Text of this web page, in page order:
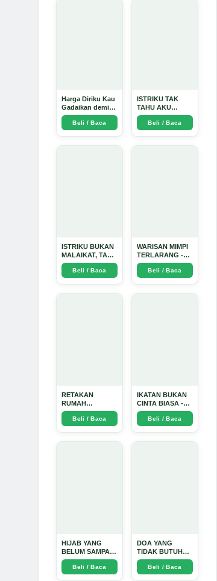
Harga Diriku Kau
Gadaikan demi
Perempuan Itu -
Arda Dinata
Beli / Baca
ISTRIKU TAK
TAHU AKU
PENGUSAHA
EMAS - Arda
Dinata
Beli / Baca
ISTRIKU BUKAN
MALAIKAT, TAPI
AKU JUGA
TIDAK SUCI -
Beli / Baca
WARISAN MIMPI
TERLARANG -
Arda Dinata
Beli / Baca
RETAKAN
RUMAH
TANGGA:
Sebuah
Perjalanan
Beli / Baca
IKATAN BUKAN
CINTA BIASA -
Arda Dinata
Beli / Baca
HIJAB YANG
BELUM SAMPAI
KE HATI: Ketika
Cinta Seorang
Ustadz Menjadi
Beli / Baca
DOA YANG
TIDAK BUTUH
SINYAL: Kisah
Tiga Jiwa yang
Tersesat di Era AI
Beli / Baca